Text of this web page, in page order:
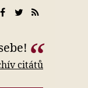
citátů